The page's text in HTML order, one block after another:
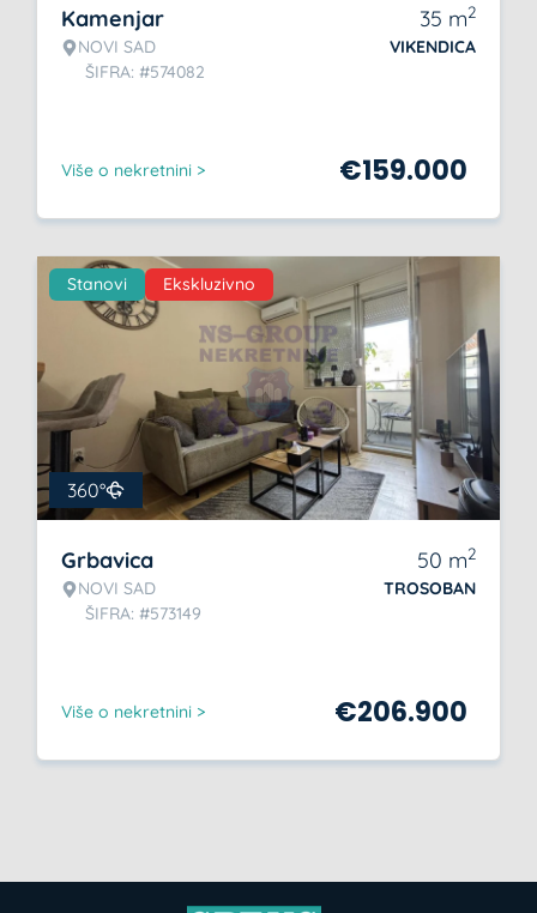
Kamenjar
NOVI SAD
ŠIFRA: #574082
35 m2
VIKENDICA
Više o nekretnini > €159.000
Stanovi Ekskluzivno
360°
Grbavica
NOVI SAD
ŠIFRA: #573149
50 m2
TROSOBAN
Više o nekretnini > €206.900